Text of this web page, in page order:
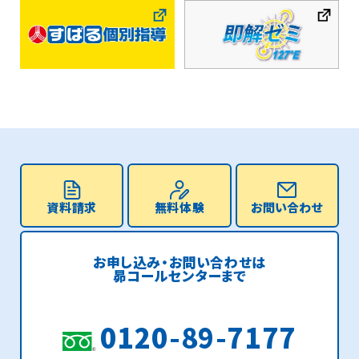
資料請求 無料体験 お問い合わせ
お申し込み・お問い合わせは
昴コールセンターまで
0120-89-7177